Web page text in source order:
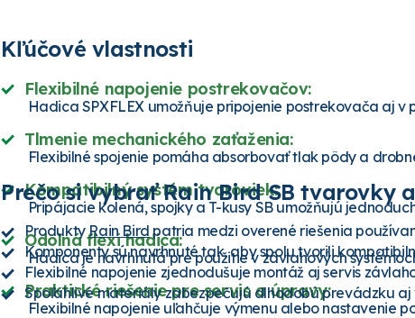
Kľúčové vlastnosti
Flexibilné napojenie postrekovačov:
Hadica SPXFLEX umožňuje pripojenie postrekovača aj
Tlmenie mechanického zaťaženia:
Flexibilné spojenie pomáha absorbovať tlak pôdy a
Kompatibilný systém tvaroviek:
Pripájacie kolená, spojky a T-kusy SB umožňujú
Odolná flexi hadica:
Hadica je navrhnutá pre použitie v závlahových
Praktické riešenie pre servis a úpravy:
Flexibilné napojenie uľahčuje výmenu alebo nastavenie
Prečo si vybrať Rain Bird SB tvarovky
ProduktyRain Bird patria medzi overené riešenia
Komponenty sú navrhnuté tak, aby spolu tvorili
Flexibilné napojenie zjednodušuje montáž aj servis
Spoľahlivé materiály zabezpečujú dlhodobú prevádzku aj